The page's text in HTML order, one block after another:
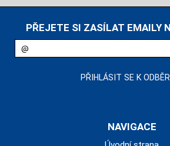
PŘEJETE SI ZASÍLAT EMAILY
NAVIGACE